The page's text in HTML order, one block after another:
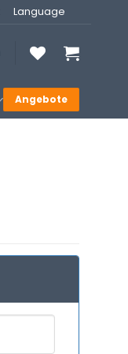
Language
Angebote